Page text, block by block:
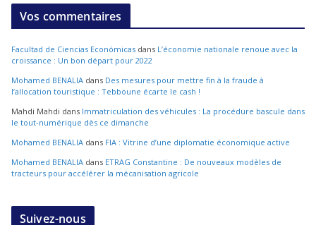
Vos commentaires
Facultad de Ciencias Económicas dans L’économie nationale renoue avec la
croissance : Un bon départ pour 2022
Mohamed BENALIA dans Des mesures pour mettre fin à la fraude à
l’allocation touristique : Tebboune écarte le cash !
Mahdi Mahdi dans Immatriculation des véhicules : La procédure bascule dans
le tout-numérique dès ce dimanche
Mohamed BENALIA dans FIA : Vitrine d’une diplomatie économique active
Mohamed BENALIA dans ETRAG Constantine : De nouveaux modèles de
tracteurs pour accélérer la mécanisation agricole
Suivez-nous